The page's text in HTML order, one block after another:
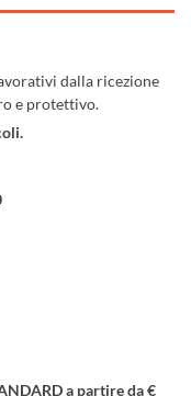
dalla ricezione
e protettivo.
a partire da €